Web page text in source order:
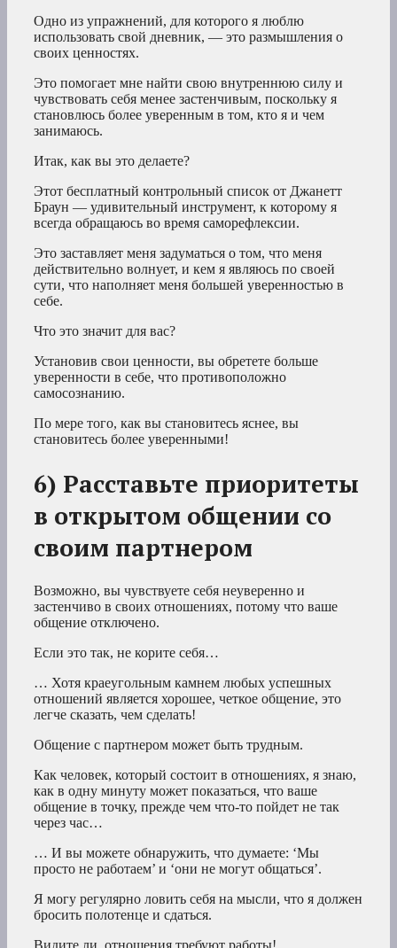
Одно из упражнений, для которого я люблю
использовать свой дневник, — это размышления о
своих ценностях.
Это помогает мне найти свою внутреннюю силу и
чувствовать себя менее застенчивым, поскольку я
становлюсь более уверенным в том, кто я и чем
занимаюсь.
Итак, как вы это делаете?
Этот бесплатный контрольный список от Джанетт
Браун — удивительный инструмент, к которому я
всегда обращаюсь во время саморефлексии.
Это заставляет меня задуматься о том, что меня
действительно волнует, и кем я являюсь по своей
сути, что наполняет меня большей уверенностью в
себе.
Что это значит для вас?
Установив свои ценности, вы обретете больше
уверенности в себе, что противоположно
самосознанию.
По мере того, как вы становитесь яснее, вы
становитесь более уверенными!
6) Расставьте приоритеты
в открытом общении со
своим партнером
Возможно, вы чувствуете себя неуверенно и
застенчиво в своих отношениях, потому что ваше
общение отключено.
Если это так, не корите себя…
… Хотя краеугольным камнем любых успешных
отношений является хорошее, четкое общение, это
легче сказать, чем сделать!
Общение с партнером может быть трудным.
Как человек, который состоит в отношениях, я знаю,
как в одну минуту может показаться, что ваше
общение в точку, прежде чем что-то пойдет не так
через час…
… И вы можете обнаружить, что думаете: ‘Мы
просто не работаем’ и ‘они не могут общаться’.
Я могу регулярно ловить себя на мысли, что я должен
бросить полотенце и сдаться.
Видите ли, отношения требуют работы!